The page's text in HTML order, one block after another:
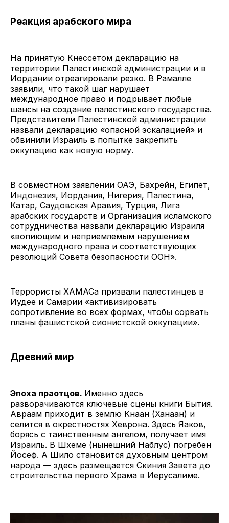
Реакция арабского мира
На принятую Кнессетом декларацию на
территории Палестинской администрации и в
Иордании отреагировали резко. В Рамалле
заявили, что такой шаг нарушает
международное право и подрывает любые
шансы на создание палестинского государства.
Представители Палестинской администрации
назвали декларацию «опасной эскалацией» и
обвинили Израиль в попытке закрепить
оккупацию как новую норму.
В совместном заявлении ОАЭ, Бахрейн, Египет,
Индонезия, Иордания, Нигерия, Палестина,
Катар, Саудовская Аравия, Турция, Лига
арабских государств и Организация исламского
сотрудничества назвали декларацию Израиля
«вопиющим и неприемлемым нарушением
международного права и соответствующих
резолюций Совета безопасности ООН».
Террористы ХАМАСа призвали палестинцев в
Иудее и Самарии «активизировать
сопротивление во всех формах, чтобы сорвать
планы фашистской сионистской оккупации».
Древний мир
Эпоха праотцов. Именно здесь
разворачиваются ключевые сцены книги Бытия.
Авраам приходит в землю Кнаан (Ханаан) и
селится в окрестностях Хеврона. Здесь Яаков,
борясь с таинственным ангелом, получает имя
Израиль. В Шхеме (нынешний Наблус) погребен
Йосеф. А Шило становится духовным центром
народа — здесь размещается Скиния Завета до
строительства первого Храма в Иерусалиме.